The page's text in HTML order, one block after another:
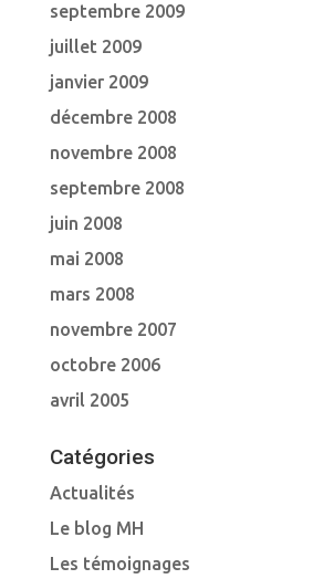
septembre 2009
juillet 2009
janvier 2009
décembre 2008
novembre 2008
septembre 2008
juin 2008
mai 2008
mars 2008
novembre 2007
octobre 2006
avril 2005
Catégories
Actualités
Le blog MH
Les témoignages